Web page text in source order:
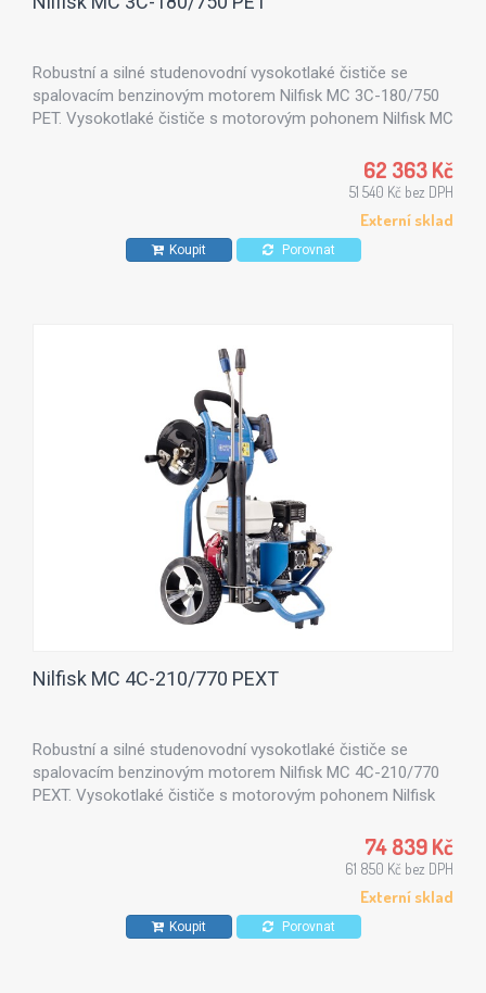
Robustní a silné studenovodní vysokotlaké čističe se
spalovacím benzinovým motorem Nilfisk MC 3C-180/750
PET. Vysokotlaké čističe s motorovým pohonem Nilfisk MC
62 363 Kč
51 540 Kč bez DPH
Externí sklad
Koupit Porovnat
Nilfisk MC 4C-210/770 PEXT
Robustní a silné studenovodní vysokotlaké čističe se
spalovacím benzinovým motorem Nilfisk MC 4C-210/770
PEXT. Vysokotlaké čističe s motorovým pohonem Nilfisk
74 839 Kč
61 850 Kč bez DPH
Externí sklad
Koupit Porovnat